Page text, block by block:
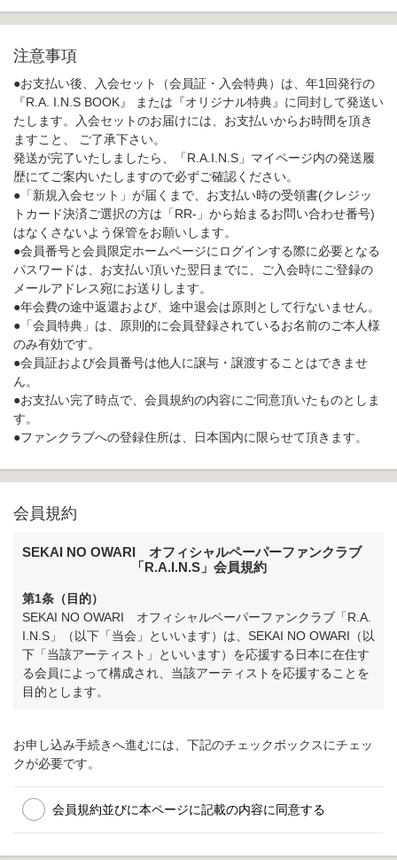
注意事項
●お支払い後、入会セット（会員証・入会特典）は、年1回発行の
『R.A. I.N.S BOOK』 または『オリジナル特典』に同封して発送い
たします。入会セットのお届けには、お支払いからお時間を頂き
ますこと、 ご了承下さい。
発送が完了いたしましたら、「R.A.I.N.S」マイページ内の発送履
歴にてご案内いたしますので必ずご確認ください。
●「新規入会セット」が届くまで、お支払い時の受領書(クレジッ
トカード決済ご選択の方は「RR-」から始まるお問い合わせ番号)
はなくさないよう保管をお願いします。
●会員番号と会員限定ホームページにログインする際に必要となる
パスワードは、お支払い頂いた翌日までに、ご入会時にご登録の
メールアドレス宛にお送りします。
●年会費の途中返還および、途中退会は原則として行ないません。
●「会員特典」は、原則的に会員登録されているお名前のご本人様
のみ有効です。
●会員証および会員番号は他人に譲与・譲渡することはできませ
ん。
●お支払い完了時点で、会員規約の内容にご同意頂いたものとしま
す。
●ファンクラブへの登録住所は、日本国内に限らせて頂きます。
会員規約
SEKAI NO OWARI オフィシャルペーパーファンクラブ
「R.A.I.N.S」会員規約
第1条（目的）
SEKAI NO OWARI オフィシャルペーパーファンクラブ「R.A.
I.N.S」（以下「当会」といいます）は、SEKAI NO OWARI（以
下「当該アーティスト」といいます）を応援する日本に在住す
る会員によって構成され、当該アーティストを応援することを
目的とします。
当会の運営者は、株式会社アミューズ（以下「当社」といいま
す）です。当社は当該アーティストが所属する株式会社S.U.N.
S（東京都目黒区中央町）（以下「所属事務所」といいます）
より委託を受け、当社が提供する当会のサービス（以下「本サ
ービス」といいます）を会員に適用するものです。
お申し込み手続きへ進むには、下記のチェックボックスにチェッ
クが必要です。
会員規約並びに本ページに記載の内容に同意する